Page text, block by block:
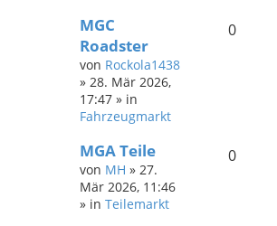
MGC
Roadster
von Rockola1438
» 28. Mär 2026,
17:47 » in
Fahrzeugmarkt
0
MGA Teile
von MH » 27.
Mär 2026, 11:46
» in Teilemarkt
0